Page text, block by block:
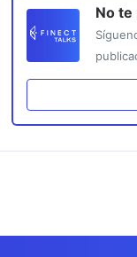
No te